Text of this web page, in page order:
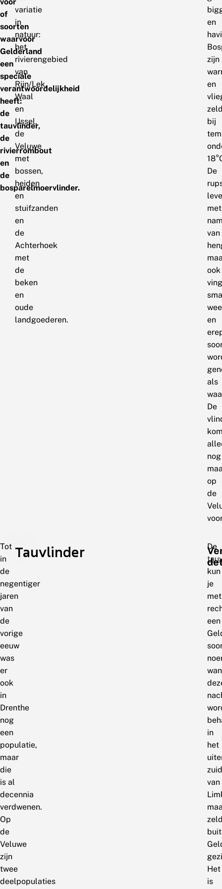
of
soorten
waarvoor
Gelderland
een
speciale
verantwoordelijkheid
heeft:
de
tauvlinder,
de
rivierrombout
en
de
bosparelmoervlinder.
variatie
in
natuur:
het
rivierengebied
van
Rijn/Lek,
Waal
en
IJssel,
de
Veluwe
met
bossen,
heiden
en
stuifzanden
en
de
Achterhoek
met
de
beken
en
oude
landgoederen.
en
zijn
en
bij
De
met
van
ook
en
als
De
nog
op
de
Tot
in
de
negentiger
jaren
van
de
vorige
eeuw
was
er
ook
in
Drenthe
nog
een
populatie,
maar
die
is al
decennia
verdwenen.
Op
de
Veluwe
zijn
twee
deelpopulaties
Tauvlinder
De
kun
je
met
een
in
het
van
Het
is